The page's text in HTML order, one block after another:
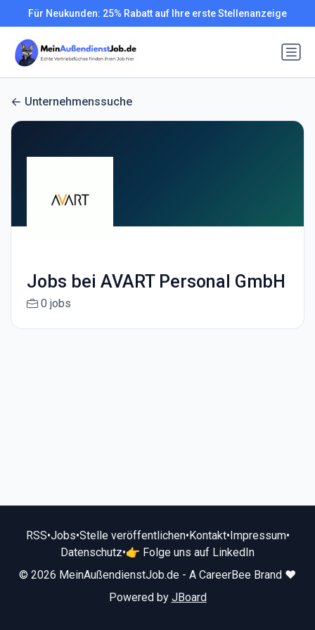
Für Neukunden: 25% Rabatt auf Ihre erste Stellenanzeige
Unternehmenssuche
Jobs bei AVART Personal GmbH
0 jobs
RSS•Jobs•Stelle veröffentlichen•Kontakt•Impressum•
Datenschutz•👉 Folge uns auf LinkedIn
© 2026 MeinAußendienstJob.de - A CareerBee Brand ❤️
Powered by JBoard